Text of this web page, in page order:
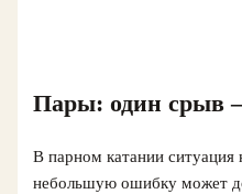
Пары: один срыв
В парном катании ситуация
небольшую ошибку может